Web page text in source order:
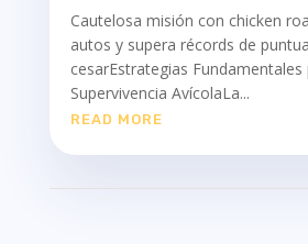
Cautelosa misión con chicken
autos y supera récords de
cesarEstrategias Fundamentales
Supervivencia AvícolaLa...
READ MORE